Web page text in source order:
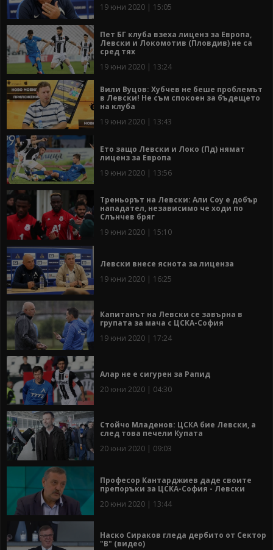
19 юни 2020 | 15:05
Пет БГ клуба взеха лиценз за Европа,
Левски и Локомотив (Пловдив) не са
сред тях
19 юни 2020 | 13:24
Вили Вуцов: Хубчев не беше проблемът
в Левски! Не съм спокоен за бъдещето
на клуба
19 юни 2020 | 13:43
Ето защо Левски и Локо (Пд) нямат
лиценз за Европа
19 юни 2020 | 13:56
Треньорът на Левски: Али Соу е добър
нападател, независимо че ходи по
Слънчев бряг
19 юни 2020 | 15:10
Левски внесе яснота за лиценза
19 юни 2020 | 16:25
Капитанът на Левски се завърна в
групата за мача с ЦСКА-София
19 юни 2020 | 17:24
Алар не е сигурен за Рапид
20 юни 2020 | 04:30
Стойчо Младенов: ЦСКА бие Левски, а
след това печели Купата
20 юни 2020 | 09:03
Професор Кантарджиев даде своите
препоръки за ЦСКА-София - Левски
20 юни 2020 | 13:44
Наско Сираков гледа дербито от Сектор
"В" (видео)